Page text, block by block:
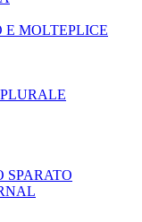
MOLTEPLICE
SPARATO